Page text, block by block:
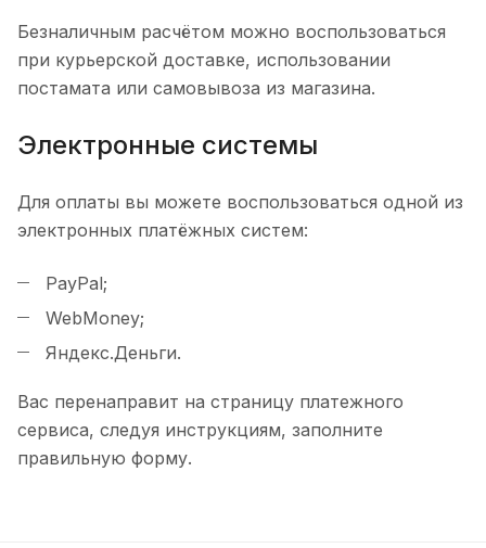
Безналичным расчётом можно воспользоваться
при курьерской доставке, использовании
постамата или самовывоза из магазина.
Электронные системы
Для оплаты вы можете воспользоваться одной из
электронных платёжных систем:
PayPal;
WebMoney;
Яндекс.Деньги.
Вас перенаправит на страницу платежного
сервиса, следуя инструкциям, заполните
правильную форму.